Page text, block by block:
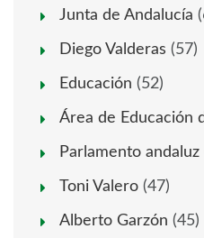
Junta de Andalucía
Diego Valderas (57)
Educación (52)
Área de Educación
Parlamento andaluz
Toni Valero (47)
Alberto Garzón (45)